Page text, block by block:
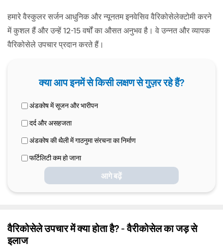
हमारे वैस्कुलर सर्जन आधुनिक और न्यूनतम इनवेसिव वैरिकोसेलेक्टोमी करने
में कुशल हैं और उन्हें 12-15 वर्षों का औसत अनुभव है। वे उन्नत और व्यापक
वैरिकोसेले उपचार प्रदान करते हैं।
क्या आप इनमें से किसी लक्षण से गुज़र रहे हैं?
अंडकोष में सूजन और भारीपन
दर्द और असहजता
अंडकोष की थैली में गाठनुमा संरचना का निर्माण
फर्टिलिटी कम हो जाना
आगे बढ़ें
वैरिकोसेले उपचार में क्या होता है? - वैरीकोसेल का जड़ से
इलाज